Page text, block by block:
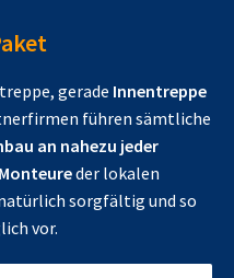
gerade Innentreppe
führen sämtliche
an nahezu jeder
Monteureder lokalen
sorgfältig und so
vor.